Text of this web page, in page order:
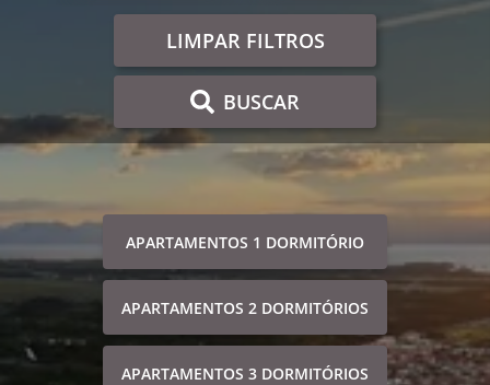
LIMPAR FILTROS
BUSCAR
APARTAMENTOS 1 DORMITÓRIO
APARTAMENTOS 2 DORMITÓRIOS
APARTAMENTOS 3 DORMITÓRIOS